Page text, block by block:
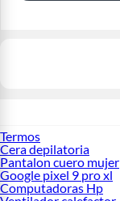
Termos
Cera depilatoria
Pantalon cuero mujer
Google pixel 9 pro xl
Computadoras Hp